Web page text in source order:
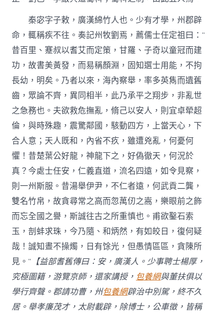
秦宓字子敕，廣漢綿竹人也。少有才學，州郡辟
命，輒稱疾不往。奏記州牧劉焉，薦儒士任定祖曰：”
昔百里、蹇叔以耆艾而定策，甘羅、子奇以童冠而建
功，故書美黃發，而易稱顏淵，固知選士用能，不拘
長幼，明矣。乃者以來，海內察舉，率多英雋而遺舊
齒，眾論不齊，異同相半，此乃承平之翔步，非亂世
之急務也。夫欲救危撫亂，脩己以安人，則宜卓犖超
倫，與時殊趣，震驚鄰國，駭動四方，上當天心，下
合人意；天人既和，內省不疚，雖遭兇亂，何憂何
懼！昔楚葉公好龍，神龍下之，好偽徹天，何況於
真？今處士任安，仁義直道，流名四遠，如令見察，
則一州斯服。昔湯舉伊尹，不仁者遠，何武貢二龔，
雙名竹帛，故貪尋常之高而忽萬仞之嵩，樂眼前之飾
而忘全國之譽，斯誠往古之所重慎也。甫欲鑿石索
玉，剖蚌求珠，今乃隨、和炳然，有如皎日，復何疑
哉！誠知晝不操燭，日有馀光，但愚情區區，貪陳所
見。” 【益部耆舊傳曰：安，廣漢人。少事聘士楊厚，
究極圖籍，游覽京師，還家講授， 包養網與董扶俱以
學行齊聲。郡請功曹，州包養網辟治中別駕，終不久
居。舉孝廉茂才，太尉載辟，除博士，公車徵，皆稱